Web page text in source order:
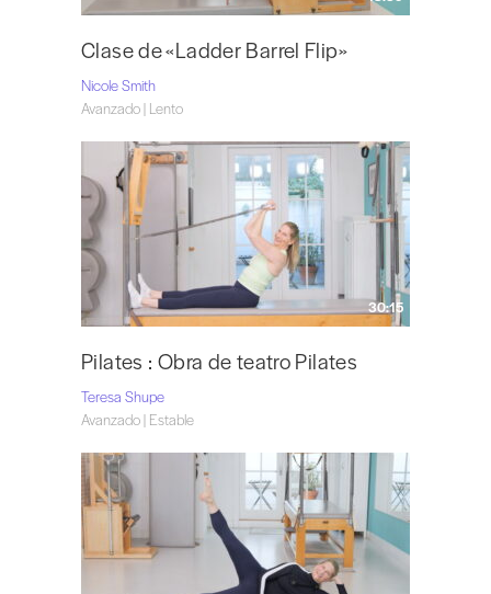
Clase de «Ladder Barrel Flip»
Nicole Smith
Avanzado | Lento
30:15
Pilates : Obra de teatro Pilates
Teresa Shupe
Avanzado | Estable